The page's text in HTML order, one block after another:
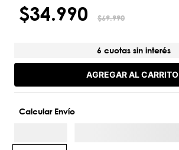
$34.990 $69.990
6 cuotas sin interés
AGREGAR AL CARRITO
Calcular Envío